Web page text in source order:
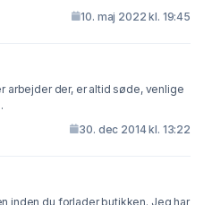
10. maj 2022 kl. 19:45
arbejder der, er altid søde, venlige
30. dec 2014 kl. 13:22
Jeg har